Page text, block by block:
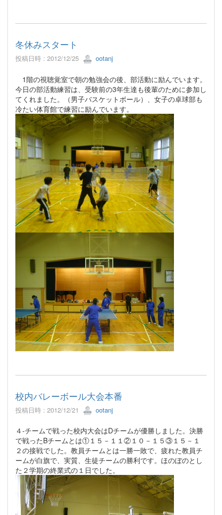
冬休みスタート
投稿日時 : 2012/12/25 ootanj
1階の視聴覚室で朝の勉強会の後、部活動に励んでいます。
今日の部活動練習は、受験前の3年生達も後輩のために参加し
てくれました。（男子バスケットボール）、女子の卓球部も
冷たい体育館で練習に励んでいます。
校内バレーボール大会本番
投稿日時 : 2012/12/21 ootanj
４-チームで戦った校内大会はDチームが優勝しました。決勝
で戦ったBチームとは①１５－１１②１０－１５③１５－１
２の接戦でした。教員チームとは一勝一敗で、疲れた教員チ
ームが白旗で、実質、生徒チームの勝利です。ほのぼのとし
た２学期の終業式の１日でした。